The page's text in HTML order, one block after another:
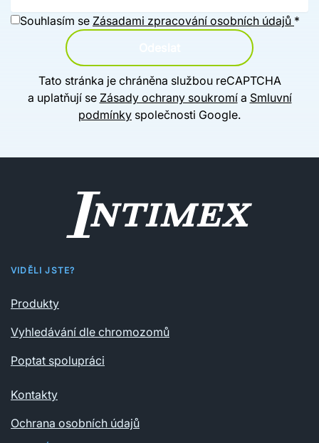
Souhlasím se Zásadami zpracování osobních údajů *
Tato stránka je chráněna službou reCAPTCHA
a uplatňují se Zásady ochrany soukromía Smluvní
podmínky společnosti Google.
VIDĚLI JSTE?
Produkty
Vyhledávání dle chromozomů
Poptat spolupráci
Kontakty
Ochrana osobních údajů